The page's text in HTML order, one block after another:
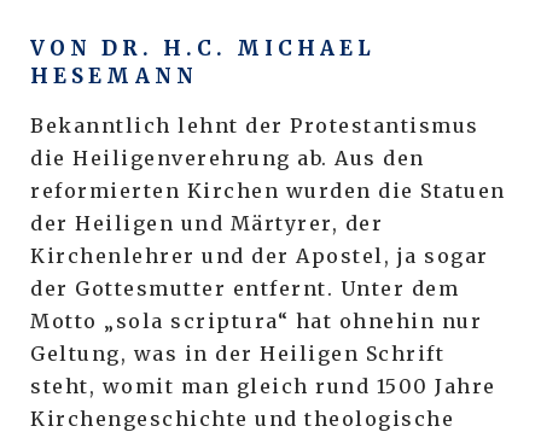
VON DR. H.C. MICHAEL
HESEMANN
Bekanntlich lehnt der Protestantismus
die Heiligenverehrung ab. Aus den
reformierten Kirchen wurden die Statuen
der Heiligen und Märtyrer, der
Kirchenlehrer und der Apostel, ja sogar
der Gottesmutter entfernt. Unter dem
Motto „sola scriptura“ hat ohnehin nur
Geltung, was in der Heiligen Schrift
steht, womit man gleich rund 1500 Jahre
Kirchengeschichte und theologische